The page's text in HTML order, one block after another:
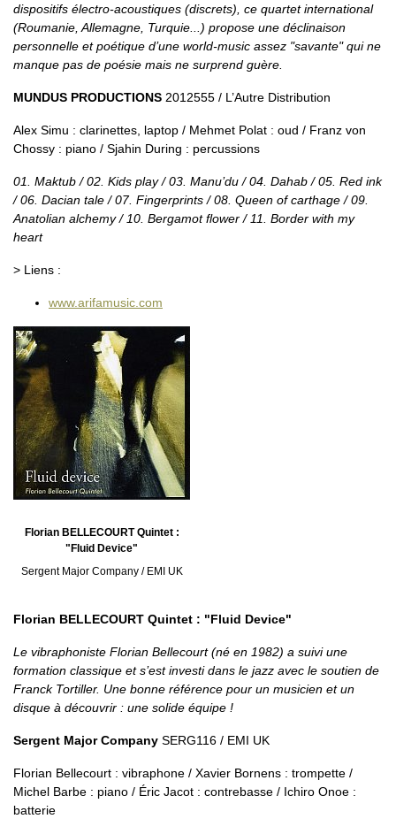
dispositifs électro-acoustiques (discrets), ce quartet international
(Roumanie, Allemagne, Turquie...) propose une déclinaison
personnelle et poétique d’une world-music assez "savante" qui ne
manque pas de poésie mais ne surprend guère.
MUNDUS PRODUCTIONS 2012555 / L’Autre Distribution
Alex Simu : clarinettes, laptop / Mehmet Polat : oud / Franz von
Chossy : piano / Sjahin During : percussions
01. Maktub / 02. Kids play / 03. Manu’du / 04. Dahab / 05. Red ink
/ 06. Dacian tale / 07. Fingerprints / 08. Queen of carthage / 09.
Anatolian alchemy / 10. Bergamot flower / 11. Border with my
heart
> Liens :
www.arifamusic.com
Florian BELLECOURT Quintet :
"Fluid Device"
Sergent Major Company / EMI UK
Florian BELLECOURT Quintet : "Fluid Device"
Le vibraphoniste Florian Bellecourt (né en 1982) a suivi une
formation classique et s’est investi dans le jazz avec le soutien de
Franck Tortiller. Une bonne référence pour un musicien et un
disque à découvrir : une solide équipe !
Sergent Major Company SERG116 / EMI UK
Florian Bellecourt : vibraphone / Xavier Bornens : trompette /
Michel Barbe : piano / Éric Jacot : contrebasse / Ichiro Onoe :
batterie